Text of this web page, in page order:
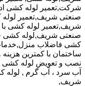
شرکت,تعمیر لوله کشی
صنعتی شریف,تعمیر
شریف,تعمیر لوله کشی
صنعتی شریف,لوله کشی
کشی فاضلاب
ساختمان با کمترین
نصب و تعویض لوله کشی
آب سرد ، آب گرم ,
شریف,